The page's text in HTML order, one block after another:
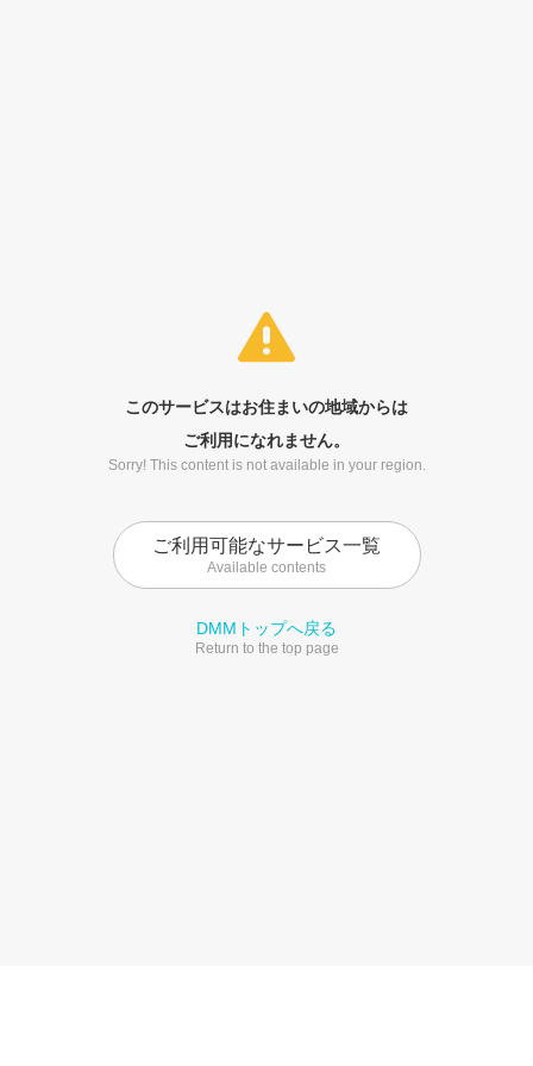
このサービスはお住まいの地域からは
ご利用になれません。
Sorry! This content is not available in your region.
ご利用可能なサービス一覧
Available contents
DMMトップへ戻る
Return to the top page